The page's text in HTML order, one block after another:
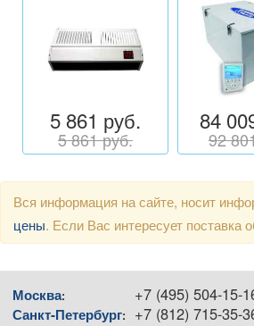
5 861 руб.
5 861 руб.
84
92
Вся информация на сайте, носит
цены. Если Вас интересует
Москва: +7 (495) 504-15-
Санкт-Петербург: +7 (812) 715-35-